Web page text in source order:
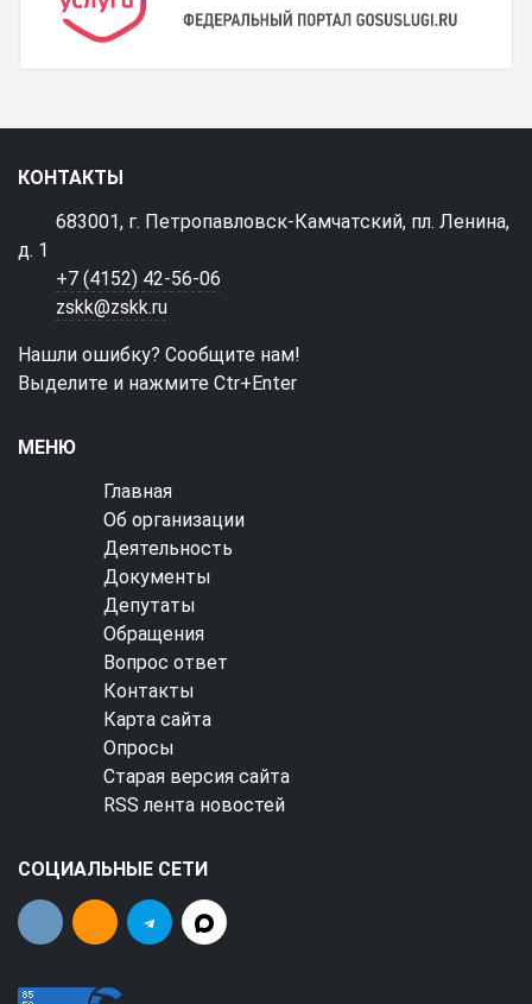
КОНТАКТЫ
683001, г. Петропавловск-Камчатский, пл. Ленина,
д. 1
+7 (4152) 42-56-06
zskk@zskk.ru
Нашли ошибку? Сообщите нам!
Выделите и нажмите Ctr+Enter
МЕНЮ
Главная
Об организации
Деятельность
Документы
Депутаты
Обращения
Вопрос ответ
Контакты
Карта сайта
Опросы
Старая версия сайта
RSS лента новостей
СОЦИАЛЬНЫЕ СЕТИ